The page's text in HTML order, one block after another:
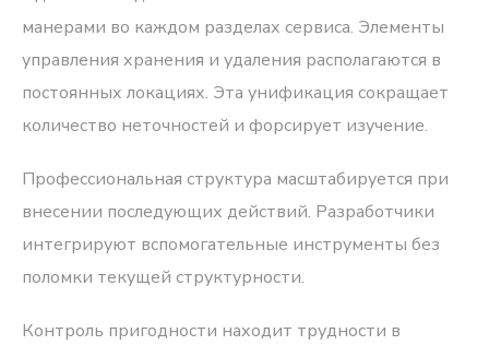
манерами во каждом разделах сервиса. Элементы
управления хранения и удаления располагаются в
постоянных локациях. Эта унификация сокращает
количество неточностей и форсирует изучение.
Профессиональная структура масштабируется при
внесении последующих действий. Разработчики
интегрируют вспомогательные инструменты без
поломки текущей структурности.
Контроль пригодности находит трудности в